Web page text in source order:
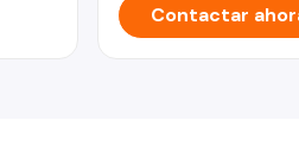
Contactar